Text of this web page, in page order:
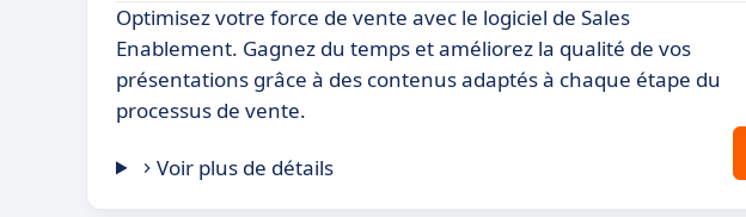
Optimisez votre force de vente avec le logiciel de Sales
Enablement. Gagnez du temps et améliorez la qualité de vos
présentations grâce à des contenus adaptés à chaque étape du
processus de vente.
Voir plus de détails